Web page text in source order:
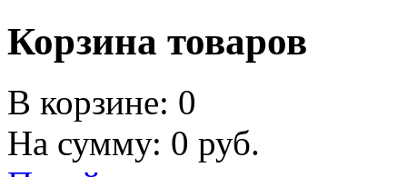
Корзина товаров
В корзине: 0
На сумму: 0 руб.